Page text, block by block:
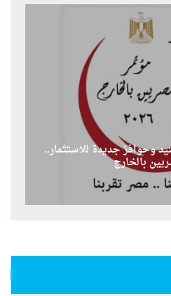
وحوافز جديدة للاستثمار..
بالخارج